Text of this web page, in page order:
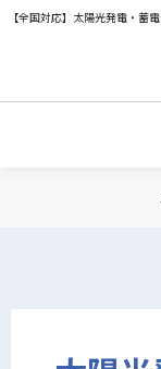
【全国対応】太陽光発電・蓄